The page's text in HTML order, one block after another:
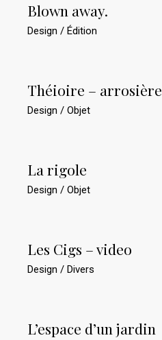
Blown away.
Design Édition
Théioire – arrosière
Design Objet
La rigole
Design Objet
Les Cigs – video
Design Divers
L’espace d’un jardin